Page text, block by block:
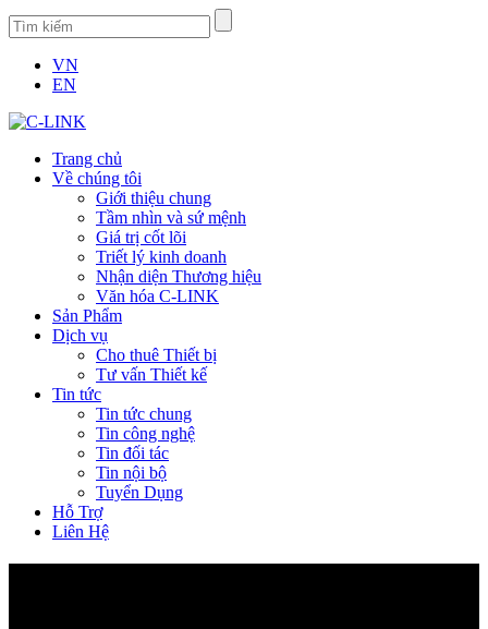
VN
EN
Trang chủ
Về chúng tôi
Giới thiệu chung
Tầm nhìn và sứ mệnh
Giá trị cốt lõi
Triết lý kinh doanh
Nhận diện Thương hiệu
Văn hóa C-LINK
Sản Phẩm
Dịch vụ
Cho thuê Thiết bị
Tư vấn Thiết kế
Tin tức
Tin tức chung
Tin công nghệ
Tin đối tác
Tin nội bộ
Tuyển Dụng
Hỗ Trợ
Liên Hệ